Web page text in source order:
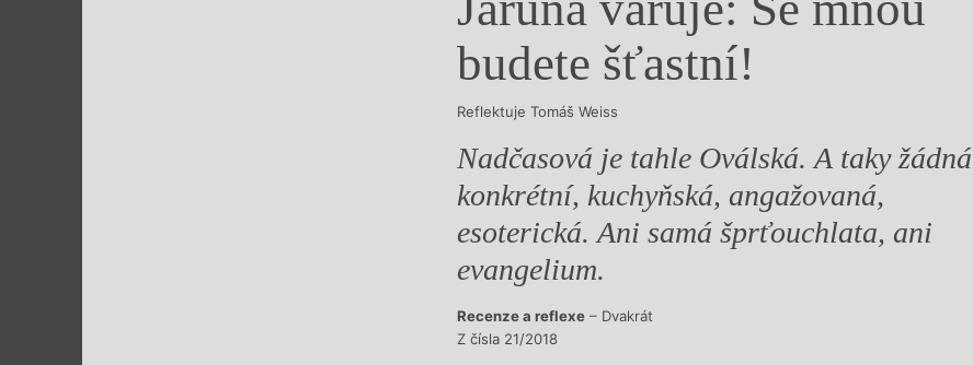
Výroční ceny
budete šťastní!
Reflektuje Tomáš Weiss
Nadčasová je tahle Oválská. A taky žádná
konkrétní, kuchyňská, angažovaná,
esoterická. Ani samá šprťouchlata, ani
evangelium.
Recenze a reflexe – Dvakrát
Z čísla 21/2018